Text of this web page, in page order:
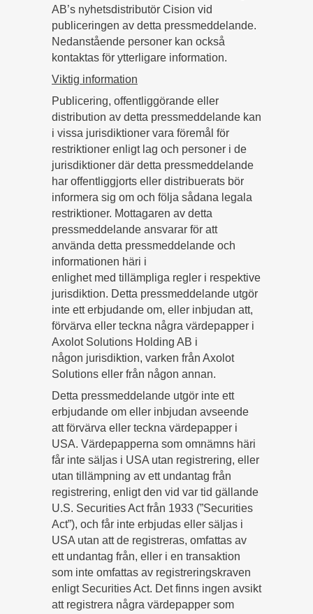
AB’s nyhetsdistributör Cision vid
publiceringen av detta pressmeddelande.
Nedanstående personer kan också
kontaktas för ytterligare information.
Viktig information
Publicering, offentliggörande eller
distribution av detta pressmeddelande kan
i vissa jurisdiktioner vara föremål för
restriktioner enligt lag och personer i de
jurisdiktioner där detta pressmeddelande
har offentliggjorts eller distribuerats bör
informera sig om och följa sådana legala
restriktioner. Mottagaren av detta
pressmeddelande ansvarar för att
använda detta pressmeddelande och
informationen häri i
enlighet med tillämpliga regler i respektive
jurisdiktion. Detta pressmeddelande utgör
inte ett erbjudande om, eller inbjudan att,
förvärva eller teckna några värdepapper i
Axolot Solutions Holding AB i
någon jurisdiktion, varken från Axolot
Solutions eller från någon annan.
Detta pressmeddelande utgör inte ett
erbjudande om eller inbjudan avseende
att förvärva eller teckna värdepapper i
USA. Värdepapperna som omnämns häri
får inte säljas i USA utan registrering, eller
utan tillämpning av ett undantag från
registrering, enligt den vid var tid gällande
U.S. Securities Act från 1933 (”Securities
Act”), och får inte erbjudas eller säljas i
USA utan att de registreras, omfattas av
ett undantag från, eller i en transaktion
som inte omfattas av registreringskraven
enligt Securities Act. Det finns ingen avsikt
att registrera några värdepapper som